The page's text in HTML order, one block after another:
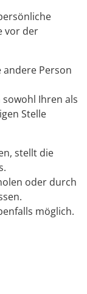
vor der
andere Person
Ihren als
Stelle
stellt die
oder durch
möglich.